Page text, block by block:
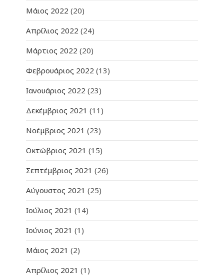
Μάιος 2022 (20)
Απρίλιος 2022 (24)
Μάρτιος 2022 (20)
Φεβρουάριος 2022 (13)
Ιανουάριος 2022 (23)
Δεκέμβριος 2021 (11)
Νοέμβριος 2021 (23)
Οκτώβριος 2021 (15)
Σεπτέμβριος 2021 (26)
Αύγουστος 2021 (25)
Ιούλιος 2021 (14)
Ιούνιος 2021 (1)
Μάιος 2021 (2)
Απρίλιος 2021 (1)